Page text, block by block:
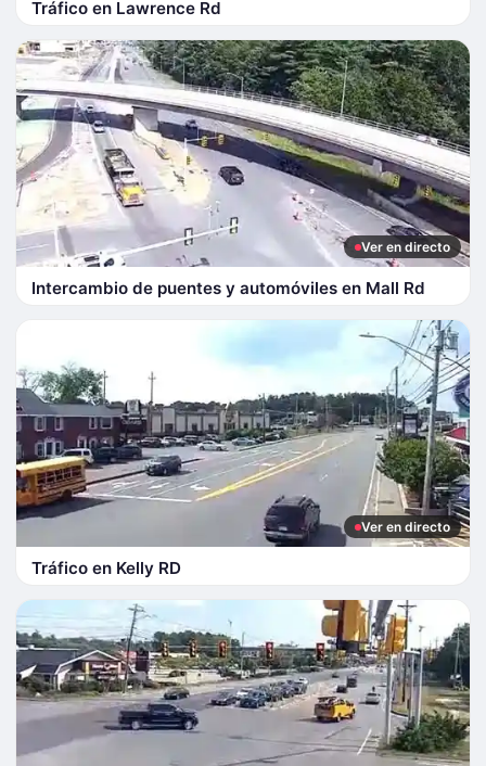
Tráfico en Lawrence Rd
Ver en directo
Intercambio de puentes y automóviles en Mall Rd
Ver en directo
Tráfico en Kelly RD